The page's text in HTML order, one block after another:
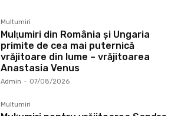
Multumiri
Mulţumiri din România și Ungaria
primite de cea mai puternică
vrăjitoare din lume – vrăjitoarea
Anastasia Venus
Admin - 07/08/2026
Multumiri